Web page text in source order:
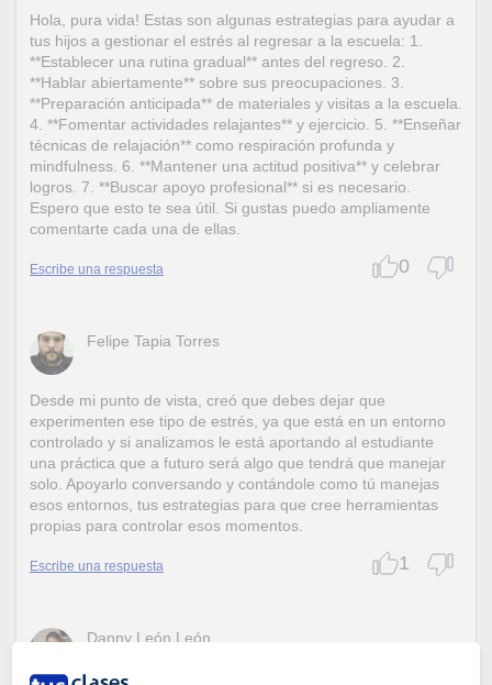
Hola, pura vida! Estas son algunas estrategias para ayudar a
tus hijos a gestionar el estrés al regresar a la escuela: 1.
**Establecer una rutina gradual** antes del regreso. 2.
**Hablar abiertamente** sobre sus preocupaciones. 3.
**Preparación anticipada** de materiales y visitas a la escuela.
4. **Fomentar actividades relajantes** y ejercicio. 5. **Enseñar
técnicas de relajación** como respiración profunda y
mindfulness. 6. **Mantener una actitud positiva** y celebrar
logros. 7. **Buscar apoyo profesional** si es necesario.
Espero que esto te sea útil. Si gustas puedo ampliamente
comentarte cada una de ellas.
Escribe una respuesta 0
Felipe Tapia Torres
Desde mi punto de vista, creó que debes dejar que
experimenten ese tipo de estrés, ya que está en un entorno
controlado y si analizamos le está aportando al estudiante
una práctica que a futuro será algo que tendrá que manejar
solo. Apoyarlo conversando y contándole como tú manejas
esos entornos, tus estrategias para que cree herramientas
propias para controlar esos momentos.
Escribe una respuesta 1
Danny León León